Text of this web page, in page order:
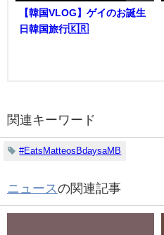
【韓国VLOG】ゲイのお誕生
日韓国旅行🇰🇷
関連キーワード
#EatsMatteosBdaysaMB
ニュースの関連記事